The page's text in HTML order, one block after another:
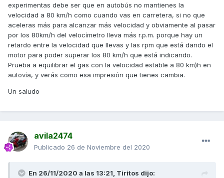
experimentas debe ser que en autobús no mantienes la
velocidad a 80 km/h como cuando vas en carretera, si no que
aceleras más para alcanzar más velocidad y obviamente al pasar
por los 80km/h del velocímetro lleva más r.p.m. porque hay un
retardo entre la velocidad que llevas y las rpm que está dando el
motor para poder superar los 80 km/h que está indicando.
Prueba a equilibrar el gas con la velocidad estable a 80 km)h en
autovía, y verás como esa impresión que tienes cambia.
Un saludo
avila2474
Publicado 26 de Noviembre del 2020
En 26/11/2020 a las 13:21, Tiritos dijo: